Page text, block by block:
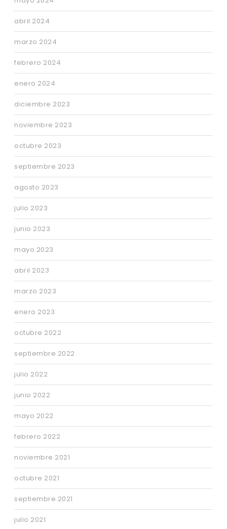
abril 2024
marzo 2024
febrero 2024
enero 2024
diciembre 2023
noviembre 2023
octubre 2023
septiembre 2023
agosto 2023
julio 2023
junio 2023
mayo 2023
abril 2023
marzo 2023
enero 2023
octubre 2022
septiembre 2022
julio 2022
junio 2022
mayo 2022
febrero 2022
noviembre 2021
octubre 2021
septiembre 2021
julio 2021